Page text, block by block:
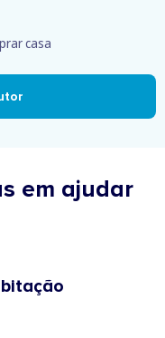
casa
em ajudar